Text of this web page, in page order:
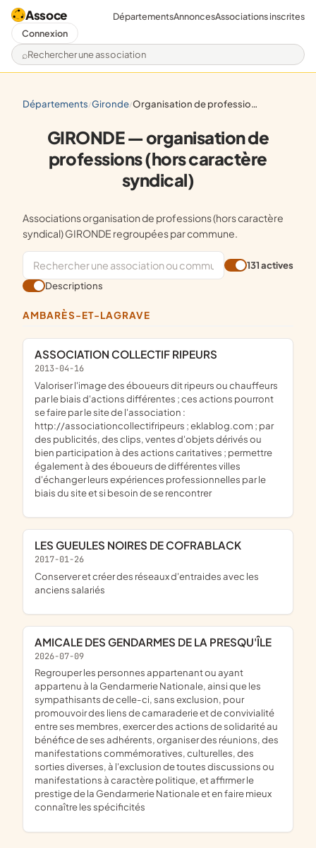
Assoce
Rechercher une association
DépartementsAnnoncesAssociations inscrites
Connexion
départements/ gironde/ organisation de professions (hors caractère syndical)
GIRONDE — organisation de
professions (hors caractère
syndical)
Associations organisation de professions (hors caractère
syndical) GIRONDE regroupées par commune.
131 actives
Descriptions
AMBARÈS-ET-LAGRAVE
ASSOCIATION COLLECTIF RIPEURS
2013-04-16
valoriser l'image des éboueurs dit ripeurs ou chauffeurs
par le biais d'actions différentes ; ces actions pourront
se faire par le site de l'association :
http://associationcollectifripeurs ; eklablog.com ; par
des publicités, des clips, ventes d'objets dérivés ou
bien participation à des actions caritatives ; permettre
également à des éboueurs de différentes villes
d'échanger leurs expériences professionnelles par le
biais du site et si besoin de se rencontrer
LES GUEULES NOIRES DE COFRABLACK
2017-01-26
conserver et créer des réseaux d'entraides avec les
anciens salariés
AMICALE DES GENDARMES DE LA PRESQU'ÎLE
2026-07-09
regrouper les personnes appartenant ou ayant
appartenu à la Gendarmerie Nationale, ainsi que les
sympathisants de celle-ci, sans exclusion, pour
promouvoir des liens de camaraderie et de convivialité
entre ses membres, exercer des actions de solidarité au
bénéfice de ses adhérents, organiser des réunions, des
manifestations commémoratives, culturelles, des
sorties diverses, à l'exclusion de toutes discussions ou
manifestations à caractère politique, et affirmer le
prestige de la Gendarmerie Nationale et en faire mieux
connaître les spécificités